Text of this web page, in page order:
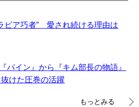
ビア巧者” 愛され続ける理由は
パイン』から『キム部長の物語』
けた圧巻の活躍
もっとみる